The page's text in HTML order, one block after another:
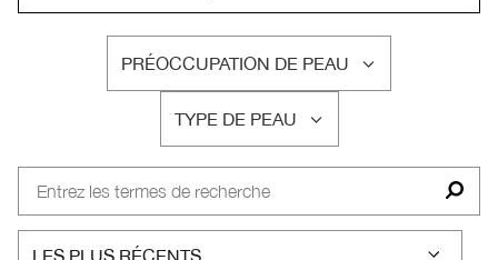
PRÉOCCUPATION DE PEAU
FRANÇAIS
TYPE DE PEAU
FRANÇAIS